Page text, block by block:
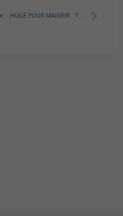
Comment la lithothérapie peut-elle aider à corriger les mauvais schémas de pensées ? HUILE POUR MAIGRIR : TOUT SAVOIR SUR SES BIENFAITS ET UTILISATIONS